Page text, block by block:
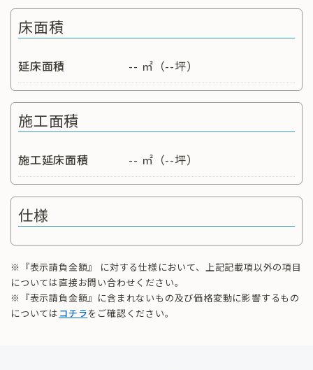
床面積
延床面積 -- ㎡（--坪）
施工面積
施工延床面積 -- ㎡（--坪）
仕様
※『表示請負金額』 に対する仕様において、上記記載項以外の項目
については直接お問い合わせください。
※『表示請負金額』に含まれないもの及び価格変動に影響するもの
については コチラをご確認ください。